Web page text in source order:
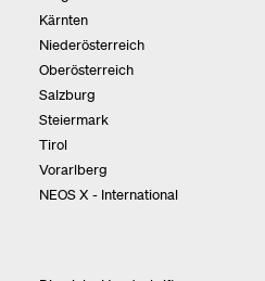
Kärnten
Niederösterreich
Oberösterreich
Salzburg
Steiermark
Tirol
Vorarlberg
NEOS X - International